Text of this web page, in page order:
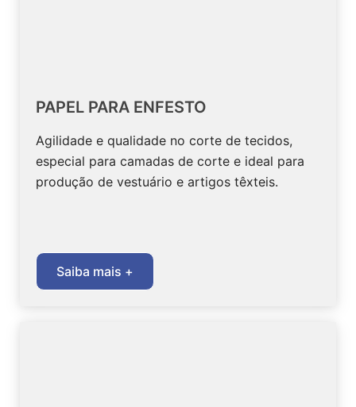
PAPEL PARA ENFESTO
Agilidade e qualidade no corte de tecidos,
especial para camadas de corte e ideal para
produção de vestuário e artigos têxteis.
Saiba mais +